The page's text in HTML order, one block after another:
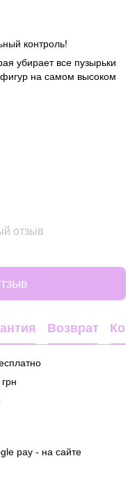
контроль!
убирает все пузырьки
фигур на самом высоком
отзыв
Возврат
pay - на сайте